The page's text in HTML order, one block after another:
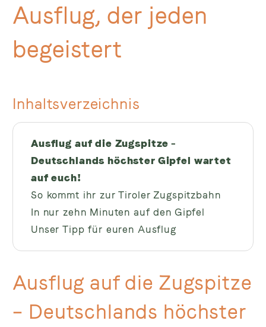
Ausflug, der jeden
begeistert
Inhaltsverzeichnis
Ausflug auf die Zugspitze –
Deutschlands höchster Gipfel wartet
auf euch!
So kommt ihr zur Tiroler Zugspitzbahn
In nur zehn Minuten auf den Gipfel
Unser Tipp für euren Ausflug
Ausflug auf die Zugspitze
– Deutschlands höchster